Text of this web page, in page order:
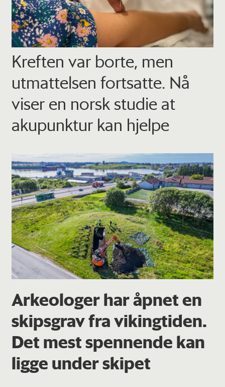
Kreften var borte, men
utmattelsen fortsatte. Nå
viser en norsk studie at
akupunktur kan hjelpe
Arkeologer har åpnet en
skipsgrav fra vikingtiden.
Det mest spennende kan
ligge under skipet